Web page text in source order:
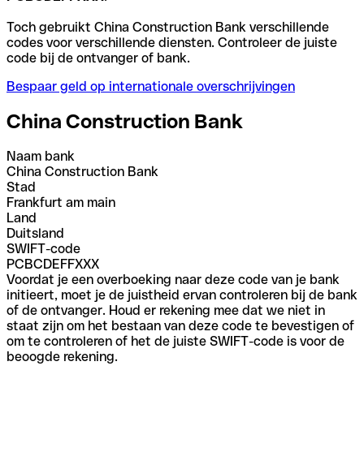
Toch gebruikt China Construction Bank verschillende
codes voor verschillende diensten. Controleer de juiste
code bij de ontvanger of bank.
Bespaar geld op internationale overschrijvingen
China Construction Bank
Naam bank
China Construction Bank
Stad
Frankfurt am main
Land
Duitsland
SWIFT-code
PCBCDEFFXXX
Voordat je een overboeking naar deze code van je bank
initieert, moet je de juistheid ervan controleren bij de bank
of de ontvanger. Houd er rekening mee dat we niet in
staat zijn om het bestaan van deze code te bevestigen of
om te controleren of het de juiste SWIFT-code is voor de
beoogde rekening.